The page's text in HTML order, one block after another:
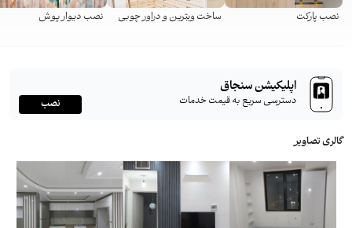
نصب پارکت ساخت ویترین و دراور چوبی نصب دیوار پوش
اپلیکیشن سنجاق
دسترسی سریع به قیمت خدمات نصب
گالری تصاویر